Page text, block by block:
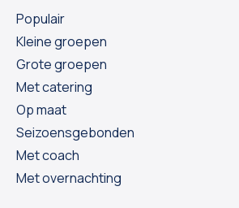
Populair
Kleine groepen
Grote groepen
Met catering
Op maat
Seizoensgebonden
Met coach
Met overnachting